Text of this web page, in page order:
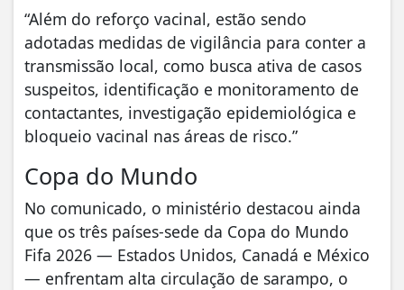
“Além do reforço vacinal, estão sendo
adotadas medidas de vigilância para conter a
transmissão local, como busca ativa de casos
suspeitos, identificação e monitoramento de
contactantes, investigação epidemiológica e
bloqueio vacinal nas áreas de risco.”
Copa do Mundo
No comunicado, o ministério destacou ainda
que os três países-sede da Copa do Mundo
Fifa 2026 — Estados Unidos, Canadá e México
— enfrentam alta circulação de sarampo, o